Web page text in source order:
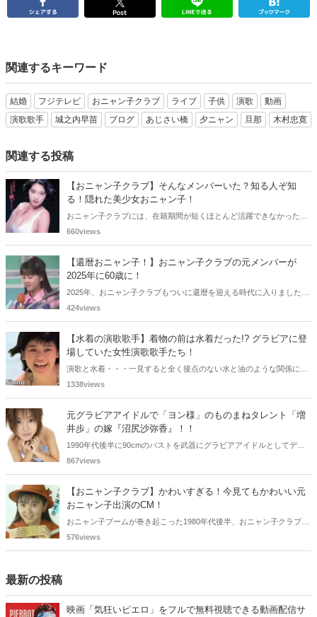
関連するキーワード
結婚 フジテレビ おニャン子クラブ ライブ 子供 演歌
動画
演歌歌手
城之内早苗 ブログ あじさい橋 夕ニャン 旦那 木村忠寛
関連する投稿
【おニャン子クラブ】そんなメンバーいた？知る人ぞ知
る！隠れた美少女おニャン子！
おニャン子クラブには、在籍期間が短くほとんど活躍できなかったも
のの、知る人ぞ知る "美少女おニャン子" がいました。それも、強制的
子まで様々です。今回は、筆者の独断と偏見で、4人の "隠れ美少女お
ニャン子" をご紹介します。
660views
【還暦おニャン子！】おニャン子クラブの元メンバーが
2025年に60歳に！
2025年、おニャン子クラブもついに還暦を迎える時代に入りました。
おニャン子クラブの元メンバーは全員が昭和40年代生まれで、そのう
れ）の二人です。しかも、この二人には年齢以外の共通点もありま
す。さて、誰と誰でしょうか？
424views
【水着の演歌歌手】着物の前は水着だった!? グラビアに登
場していた女性演歌歌手たち！
演歌と水着・・・一見すると全く接点のない水と油のような関係に思
えますが、実は、水着姿を披露した経験を持つ女性演歌歌手は何人か
披露した歌手も!? 今回は、水着姿を公開したことのある5人の女性演
歌歌手をご紹介します。
1338views
元グラビアアイドルで「ヨン様」のものまねタレント「増
井歩」の嫁『沼尻沙弥香』！！
1990年代後半に90cmのバストを武器にグラビアアイドルとしてデビ
ューした沼尻沙弥香さん。2007年2月頃に引退されています。懐かし
867views
【おニャン子クラブ】かわいすぎる！今見てもかわいい元
おニャン子出演のCM！
おニャン子ブームが巻き起こった1980年代後半、おニャン子クラブの
メンバー（または卒業生）はその人気の高さから、テレビCMにもた
576views
最新の投稿
映画「気狂いピエロ」をフルで無料視聴できる動画配信サ